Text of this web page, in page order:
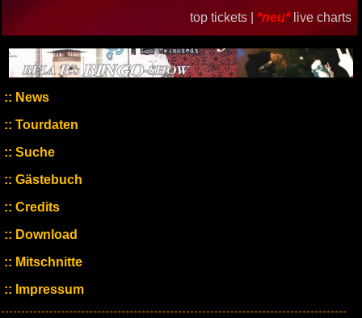
top tickets | *neu* live charts
News
Tourdaten
Suche
Gästebuch
Credits
Download
Mitschnitte
Impressum